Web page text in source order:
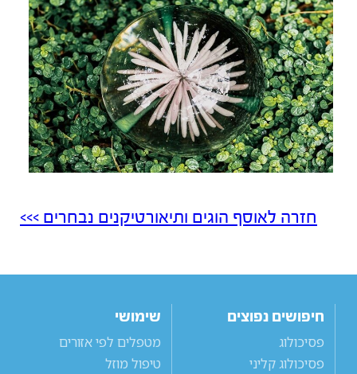
חזרה לאוסף הוגים ותיאורטיקנים נבחרים >>>
חיפושים נפוצים
פסיכולוג
פסיכולוג קליני
שימושי
מטפלים לפי אזורים
טיפול מוזל